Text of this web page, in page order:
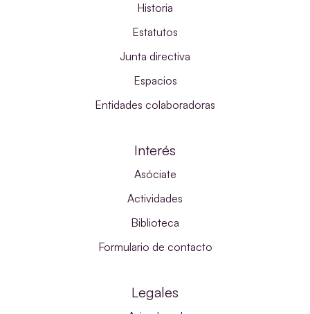
Historia
Estatutos
Junta directiva
Espacios
Entidades colaboradoras
Interés
Asóciate
Actividades
Biblioteca
Formulario de contacto
Legales